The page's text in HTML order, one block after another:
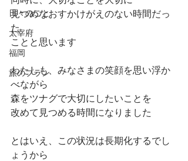
日々のこと
太宰府
福岡
旅のプラン
見つめなおすかけがえのない時間だっ
た
ことと思います
わたしも、みなさまの笑顔を思い浮か
べながら
森をツナグで大切にしたいことを
改めて見つめる時間になりました
とはいえ、この状況は長期化するでし
ょうから